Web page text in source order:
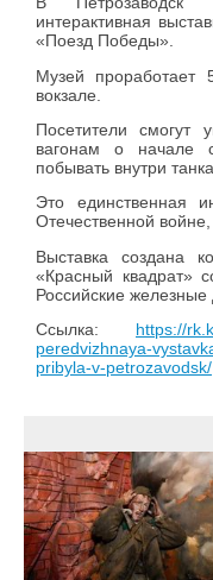
интерактивная
«Поезд Победы».
Музей
вокзале.
Посетители смогут
вагонам о начале
побывать внутри
Это единственная
Отечественной
Выставка создана
«Красный квадрат»
Российские
Ссылка: https://
peredvizhnaya-
pribyla-v-petrozavodsk/